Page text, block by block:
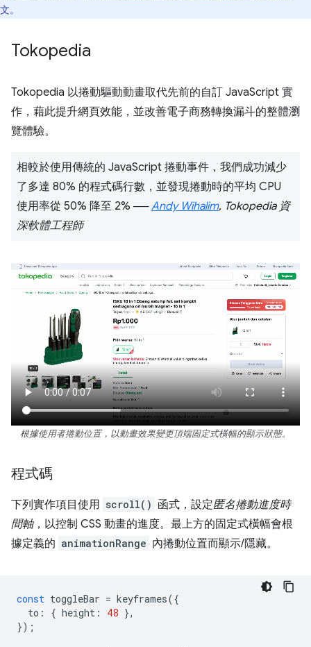
文。
Tokopedia
Tokopedia 以捲動驅動動畫取代先前的自訂 JavaScript 實
作，藉此提升網頁效能，並改善電子商務轉換漏斗的整體瀏
覽體驗。
相較於使用傳統的 JavaScript 捲動事件，我們成功減少
了多達 80% 的程式碼行數，並發現捲動時的平均 CPU
使用率從 50% 降至 2% ── Andy Wihalim, Tokopedia 資
深軟體工程師
根據使用者捲動位置，以動畫效果變更頂端固定式橫幅的顯示狀態。
程式碼
下列實作項目使用 scroll() 函式，設定匿名捲動進度時
間軸，以控制 CSS 動畫的進度。最上方的固定式橫幅會根
據定義的 animationRange 內捲動位置而顯示/隱藏。
const toggleBar = keyframes({
to : { height : 48 },
});